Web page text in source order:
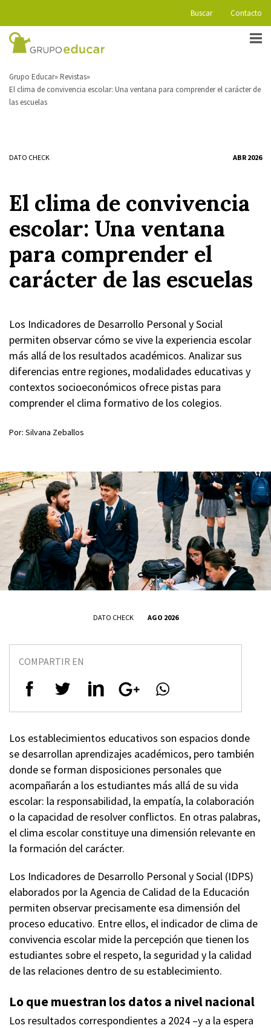
Buscar Contacto
Grupo Educar Revistas
El clima de convivencia escolar: Una ventana para comprender el carácter de
las escuelas
DATO CHECK ABR 2026
El clima de convivencia
escolar: Una ventana
para comprender el
carácter de las escuelas
Los Indicadores de Desarrollo Personal y Social
permiten observar cómo se vive la experiencia escolar
más allá de los resultados académicos. Analizar sus
diferencias entre regiones, modalidades educativas y
contextos socioeconómicos ofrece pistas para
comprender el clima formativo de los colegios.
Por: Silvana Zeballos
DATO CHECK AGO 2026
COMPARTIR EN
Los establecimientos educativos son espacios donde
se desarrollan aprendizajes académicos, pero también
donde se forman disposiciones personales que
acompañarán a los estudiantes más allá de su vida
escolar: la responsabilidad, la empatía, la colaboración
o la capacidad de resolver conflictos. En otras palabras,
el clima escolar constituye una dimensión relevante en
la formación del carácter.
Los Indicadores de Desarrollo Personal y Social (IDPS)
elaborados por la Agencia de Calidad de la Educación
permiten observar precisamente esa dimensión del
proceso educativo. Entre ellos, el indicador de clima de
convivencia escolar mide la percepción que tienen los
estudiantes sobre el respeto, la seguridad y la calidad
de las relaciones dentro de su establecimiento.
Lo que muestran los datos a nivel nacional
Los resultados correspondientes a 2024 –y a la espera